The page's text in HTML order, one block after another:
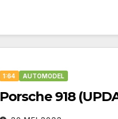
1:64 AUTOMODEL
Porsche 918